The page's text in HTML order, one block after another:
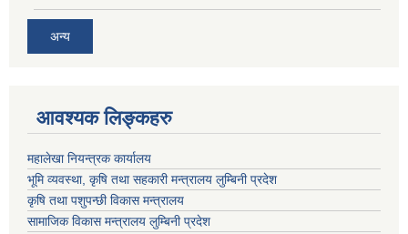
अन्य
आवश्यक लिङ्कहरु
महालेखा नियन्त्रक कार्यालय
भूमि व्यवस्था, कृषि तथा सहकारी मन्त्रालय लुम्बिनी प्रदेश
कृषि तथा पशुपन्छी विकास मन्त्रालय
सामाजिक विकास मन्त्रालय लुम्बिनी प्रदेश